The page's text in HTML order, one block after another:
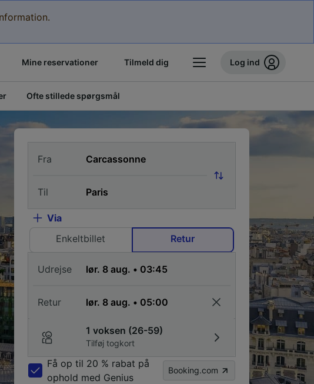
Mine reservationer Tilmeld dig Log ind
Ofte stillede spørgsmål
Fra
Til
Via
Enkeltbillet
Retur
Udrejse
Retur
1 voksen (26-59)
Tilføj togkort
Få op til 20 % rabat på
ophold med Genius
Booking.com